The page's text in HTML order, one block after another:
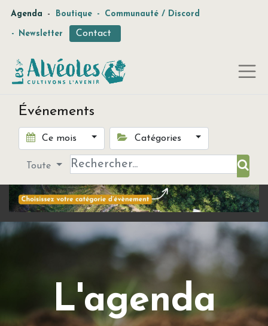
Agenda - Boutique - Communauté / Discord
- Newsletter Contact
Événements
Ce mois Catégories
Toute
L'agenda